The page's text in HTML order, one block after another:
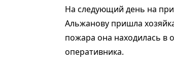
На следующий день на
Альжанову пришла
пожара она находилась в
оперативника.